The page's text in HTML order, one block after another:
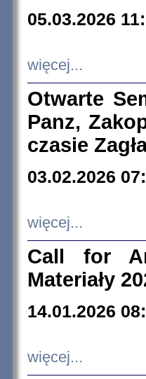
05.03.2026
więcej...
Otwarte
Panz,
czasie
03.02.2026
więcej...
Call for
Materiały
14.01.2026
więcej...